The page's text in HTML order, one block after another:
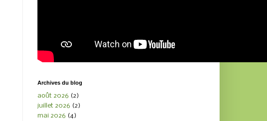
Archives du blog
août 2026 (2)
juillet 2026 (2)
mai 2026 (4)